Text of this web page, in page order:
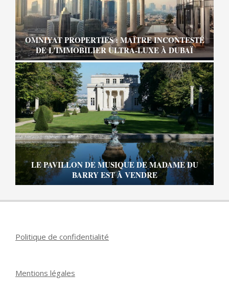
OMNIYAT PROPERTIES : MAÎTRE INCONTESTÉ
DE L’IMMOBILIER ULTRA-LUXE À DUBAÏ
LE PAVILLON DE MUSIQUE DE MADAME DU
BARRY EST À VENDRE
Politique de confidentialité
Mentions légales